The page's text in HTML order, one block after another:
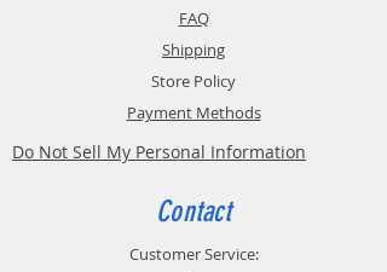
FAQ
Shipping
Store Policy
Payment Methods
Do Not Sell My Personal Information
Contact
Customer Service: